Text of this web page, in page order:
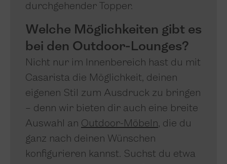
durchgehender Topper.
Welche Möglichkeiten gibt es
bei den Outdoor-Lounges?
Nicht nur im Innenbereich hast du mit
Casarista die Möglichkeit, deinen
eigenen Stil zum Ausdruck zu bringen
– denn wir bieten dir auch eine breite
Auswahl an Outdoor-Möbeln, die du
ganz nach deinen Wünschen
konfigurieren kannst. Suchst du etwa